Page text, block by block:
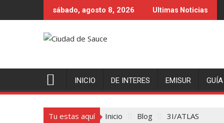
al
sábado, agosto 8, 2026 Ultimas Noticias
INICIO DE INTERES EMISUR GUÍA
Tu estas aquí Inicio Blog 3I/ATLAS